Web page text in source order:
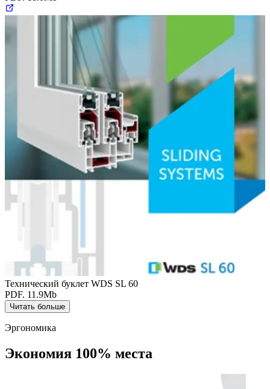
Технический буклет WDS SL 60
PDF. 11.9Mb
Читать больше
Эргономика
Экономия 100% места